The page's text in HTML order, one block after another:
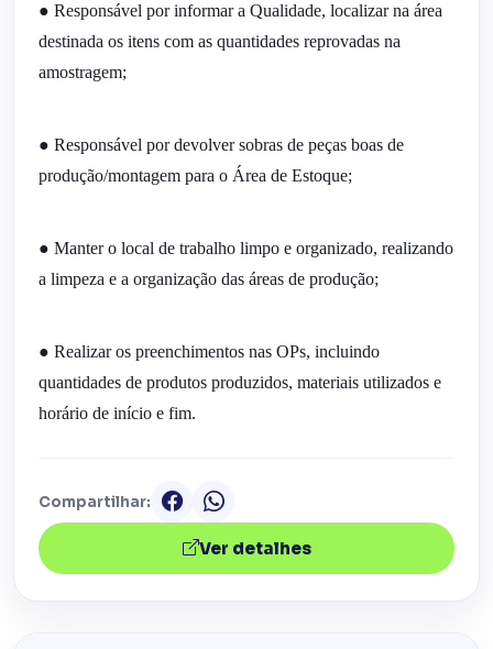
● Responsável por informar a Qualidade, localizar na área
destinada os itens com as quantidades reprovadas na
amostragem;
● Responsável por devolver sobras de peças boas de
produção/montagem para o Área de Estoque;
● Manter o local de trabalho limpo e organizado, realizando
a limpeza e a organização das áreas de produção;
● Realizar os preenchimentos nas OPs, incluindo
quantidades de produtos produzidos, materiais utilizados e
horário de início e fim.
Compartilhar:
Ver detalhes